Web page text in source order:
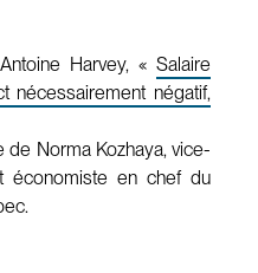
Harvey, « Salaire
nécessairement négatif,
de Norma Kozhaya, vice-
économiste en chef du